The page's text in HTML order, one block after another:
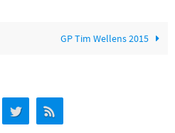
GP Tim Wellens 2015